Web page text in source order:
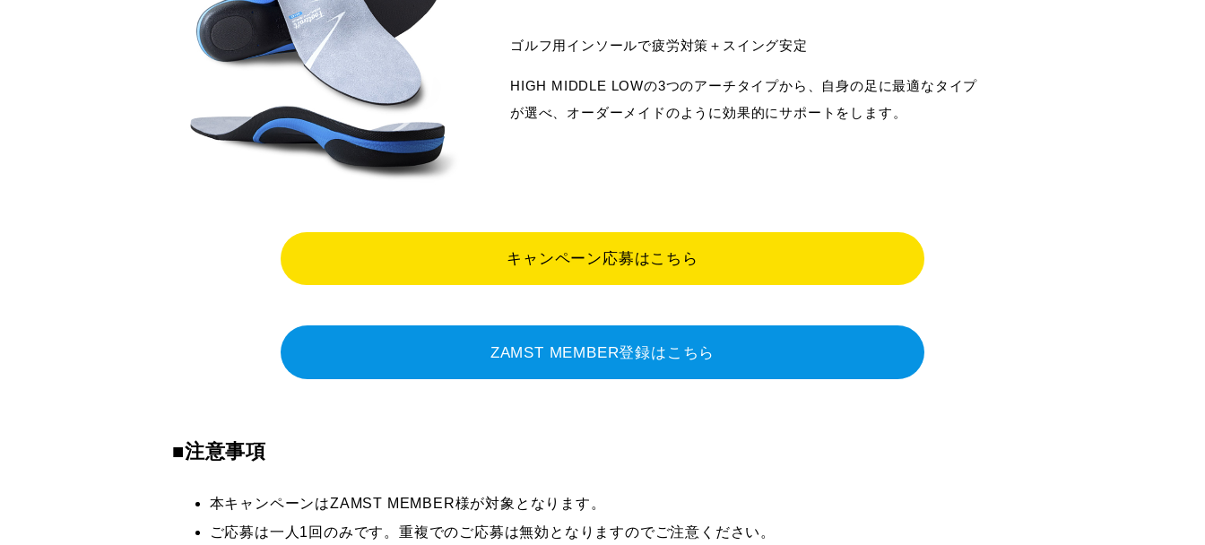
ゴルフ用インソールで疲労対策＋スイング安定
HIGH MIDDLE LOWの3つのアーチタイプから、自身の足に最適なタイプ
が選べ、オーダーメイドのように効果的にサポートをします。
キャンペーン応募はこちら
ZAMST MEMBER登録はこちら
■注意事項
本キャンペーンはZAMST MEMBER様が対象となります。
ご応募は一人1回のみです。重複でのご応募は無効となりますのでご注意ください。